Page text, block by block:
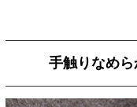
手触りなめ